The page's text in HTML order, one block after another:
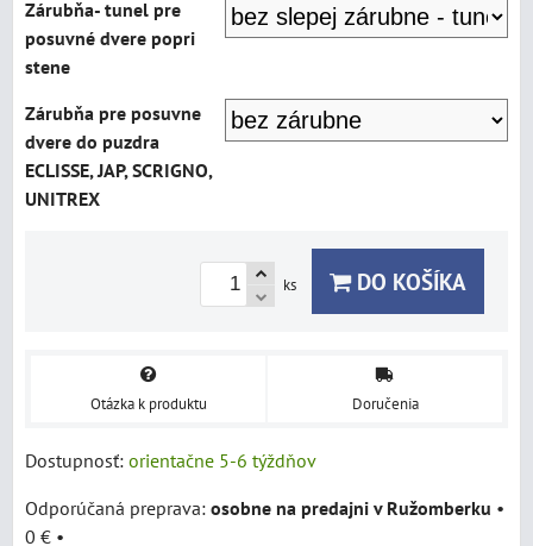
Zárubňa- tunel pre
posuvné dvere popri
stene
Zárubňa pre posuvne
dvere do puzdra
ECLISSE, JAP, SCRIGNO,
UNITREX
ks DO KOŠÍKA
Otázka k produktu Doručenia
Dostupnosť: orientačne 5-6 týždňov
osobne na predajni v Ružomberku •
0 € •